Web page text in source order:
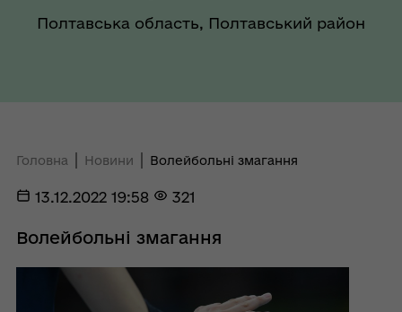
Полтавська область, Полтавський район
Головна Новини Волейбольні змагання
13.12.2022 19:58 321
Волейбольні змагання